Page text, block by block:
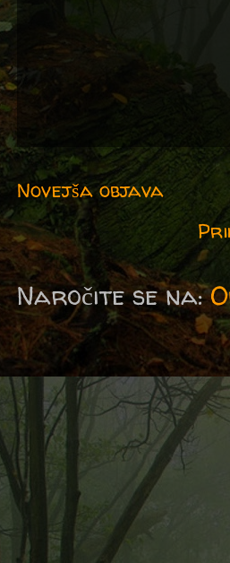
Novejša objava
Naročite se na: